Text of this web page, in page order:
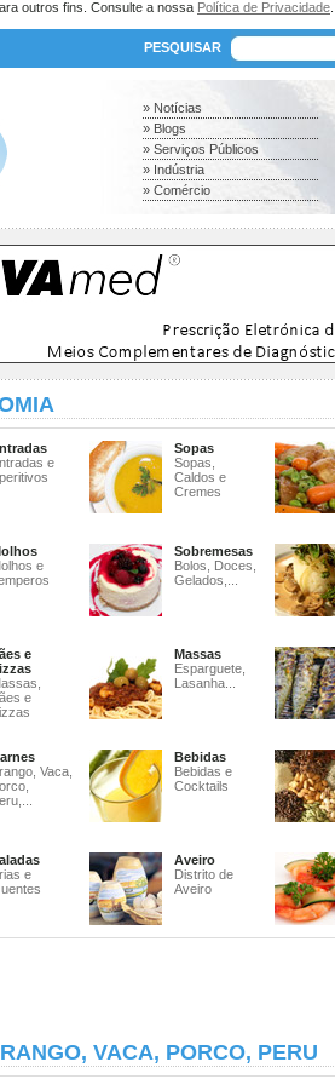
outros fins. Consulte a nossa Política de Privacidade
PESQUISAR
» Notícias
» Blogs
» Serviços Públicos
» Indústria
» Comércio
e
Sopas
Sopas,
Caldos e
Cremes
e
Sobremesas
Bolos, Doces,
Gelados,...
e
e
Massas
Esparguete,
Lasanha...
Vaca,
Bebidas
Bebidas e
Cocktails
e
Aveiro
Distrito de
Aveiro
VACA, PORCO, PERU